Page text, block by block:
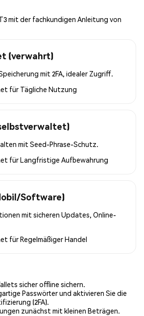
mit der fachkundigen Anleitung von
(verwahrt)
mit 2FA, idealer Zugriff.
für Tägliche Nutzung
mit Seed-Phrase-Schutz.
fürLangfristige Aufbewahrung
Software)
mit sicheren Updates, Online-
fürRegelmäßiger Handel
sicher offline sichern.
Passwörter und aktivieren Sie die
(2FA).
zunächst mit kleinen Beträgen.